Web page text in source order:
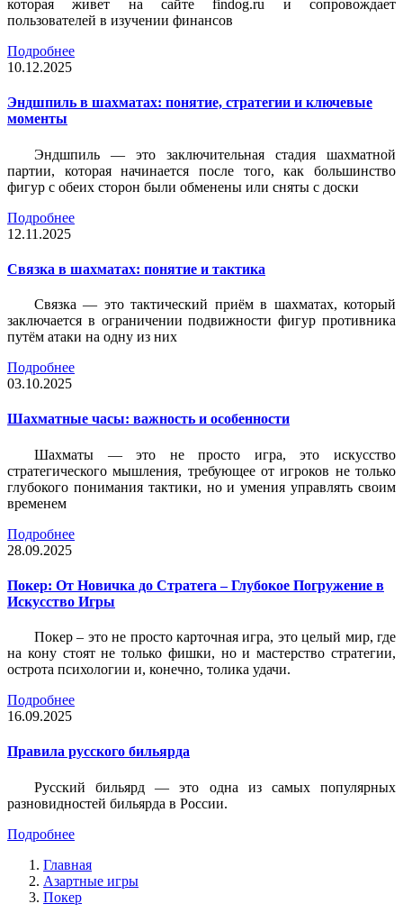
которая живет на сайте findog.ru и сопровождает
пользователей в изучении финансов
Подробнее
10.12.2025
Эндшпиль в шахматах: понятие, стратегии и ключевые
моменты
Эндшпиль — это заключительная стадия шахматной
партии, которая начинается после того, как большинство
фигур с обеих сторон были обменены или сняты с доски
Подробнее
12.11.2025
Связка в шахматах: понятие и тактика
Связка — это тактический приём в шахматах, который
заключается в ограничении подвижности фигур противника
путём атаки на одну из них
Подробнее
03.10.2025
Шахматные часы: важность и особенности
Шахматы — это не просто игра, это искусство
стратегического мышления, требующее от игроков не только
глубокого понимания тактики, но и умения управлять своим
временем
Подробнее
28.09.2025
Покер: От Новичка до Стратега – Глубокое Погружение в
Искусство Игры
Покер – это не просто карточная игра, это целый мир, где
на кону стоят не только фишки, но и мастерство стратегии,
острота психологии и, конечно, толика удачи.
Подробнее
16.09.2025
Правила русского бильярда
Русский бильярд — это одна из самых популярных
разновидностей бильярда в России.
Подробнее
Главная
Азартные игры
Покер